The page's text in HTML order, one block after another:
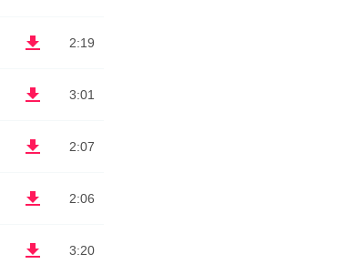
2:19
3:01
2:07
2:06
3:20